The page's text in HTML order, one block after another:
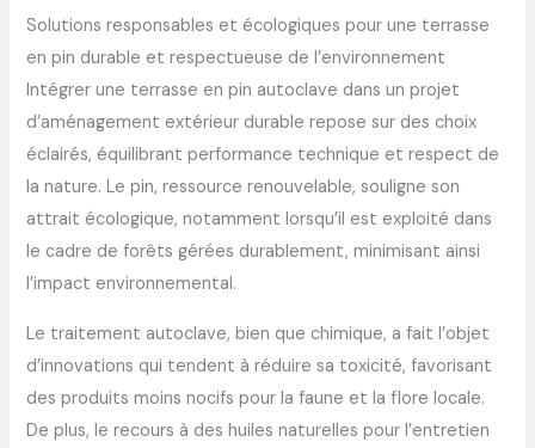
Solutions responsables et écologiques pour une terrasse
en pin durable et respectueuse de l’environnement
Intégrer une terrasse en pin autoclave dans un projet
d’aménagement extérieur durable repose sur des choix
éclairés, équilibrant performance technique et respect de
la nature. Le pin, ressource renouvelable, souligne son
attrait écologique, notamment lorsqu’il est exploité dans
le cadre de forêts gérées durablement, minimisant ainsi
l’impact environnemental.
Le traitement autoclave, bien que chimique, a fait l’objet
d’innovations qui tendent à réduire sa toxicité, favorisant
des produits moins nocifs pour la faune et la flore locale.
De plus, le recours à des huiles naturelles pour l’entretien